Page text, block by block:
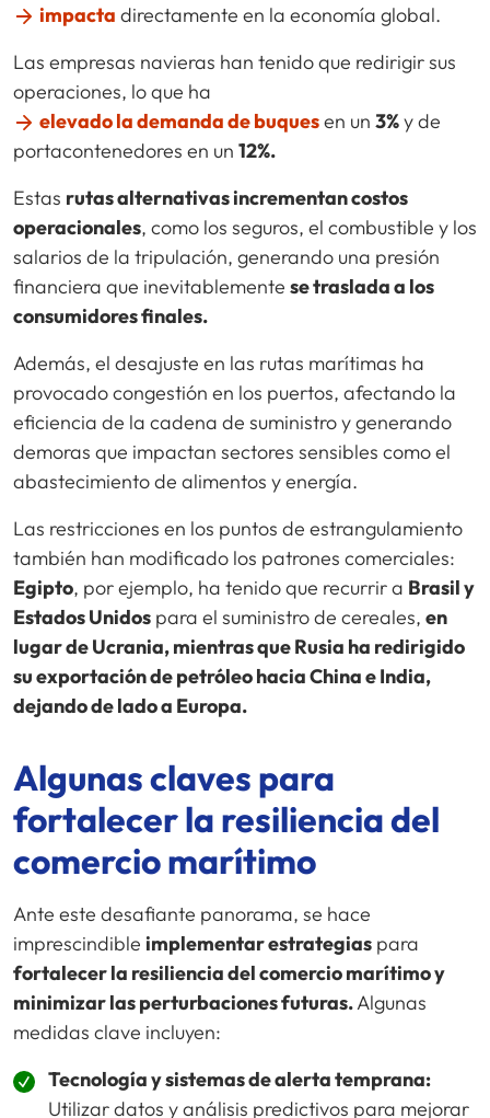
impacta directamente en la economía global.
Las empresas navieras han tenido que redirigir sus
operaciones, lo que ha
elevado la demanda de buquesen un 3%y de
portacontenedores en un 12%.
Estas rutas alternativas incrementan costos
operacionales, como los seguros, el combustible y los
salarios de la tripulación, generando una presión
financiera que inevitablemente se traslada a los
consumidores finales.
Además, el desajuste en las rutas marítimas ha
provocado congestión en los puertos, afectando la
eficiencia de la cadena de suministro y generando
demoras que impactan sectores sensibles como el
abastecimiento de alimentos y energía.
Las restricciones en los puntos de estrangulamiento
también han modificado los patrones comerciales:
Egipto, por ejemplo, ha tenido que recurrir a Brasil y
Estados Unidos para el suministro de cereales, en
lugar de Ucrania, mientras que Rusia ha redirigido
su exportación de petróleo hacia China e India,
dejando de lado a Europa.
Algunas claves para
fortalecer la resiliencia del
comercio marítimo
Ante este desafiante panorama, se hace
imprescindible implementar estrategias para
fortalecer la resiliencia del comercio marítimo y
minimizar las perturbaciones futuras.Algunas
medidas clave incluyen:
Tecnología y sistemas de alerta temprana:
Utilizar datos y análisis predictivos para mejorar